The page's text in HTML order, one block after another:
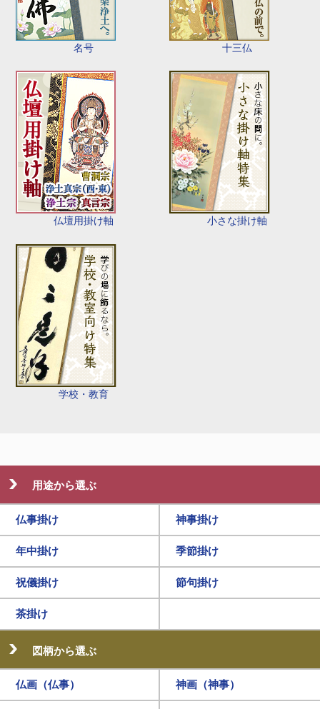
名号 十三仏
仏壇用掛け軸 小さな掛け軸
学校・教育
用途から選ぶ
仏事掛け 神事掛け
年中掛け 季節掛け
祝儀掛け 節句掛け
茶掛け
図柄から選ぶ
仏画（仏事） 神画（神事）